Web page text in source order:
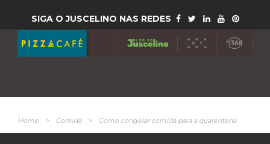
SIGA O JUSCELINO NAS REDES
Home > Comida > Como congelar comida para a quarentena